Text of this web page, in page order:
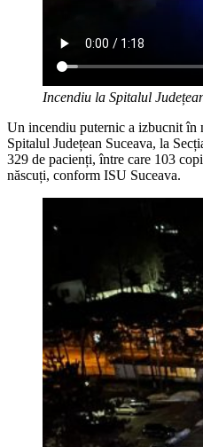
Incendiu la Spitalul
Un incendiu puternic a izbucnit în
Spitalul Județean Suceava, la
329 de pacienți, între care 103
născuți, conform ISU Suceava.